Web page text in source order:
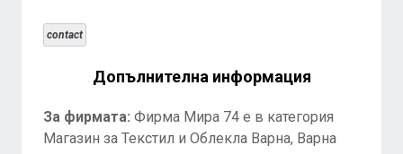
contact
Допълнителна информация
За фирмата: Фирма Мира 74 е в категория
Магазин за Текстил и Облекла Варна, Варна